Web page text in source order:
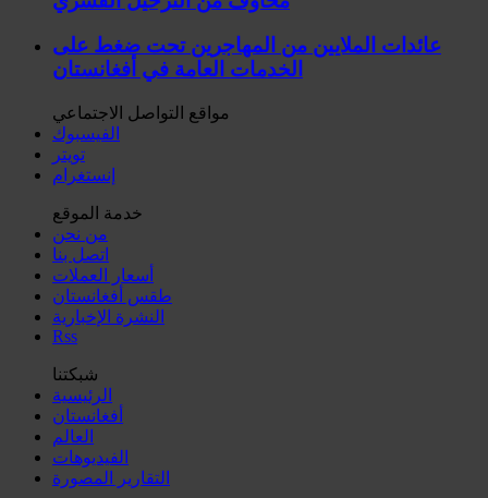
عائدات الملايين من المهاجرين تحت ضغط على
الخدمات العامة في أفغانستان
مواقع التواصل الاجتماعي
الفيسبوك
تويتر
إنستغرام
خدمة الموقع
من نحن
اتصل بنا
أسعار العملات
طقس أفغانستان
النشرة الإخبارية
Rss
شبكتنا
الرئيسية
أفغانستان
العالم
الفیدیوهات
التقاریر المصورة